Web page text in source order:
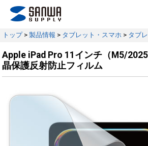
トップ> 製品情報 > タブレット・スマホ > タブ
Apple iPad Pro 11インチ（M5/
晶保護反射防止フィルム